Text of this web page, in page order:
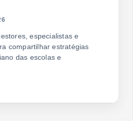
especialistas e
compartilhar estratégias
das escolas e